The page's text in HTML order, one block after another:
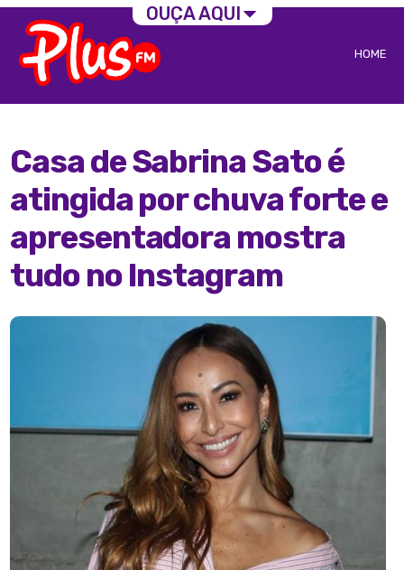
HOME
Casa de Sabrina Sato é
atingida por chuva forte e
apresentadora mostra
tudo no Instagram
OUÇA AQUI